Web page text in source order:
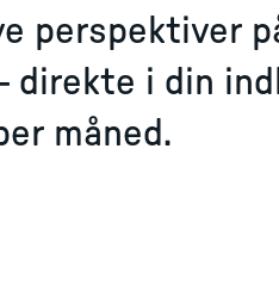
perspektiver
direkte i din
måned.